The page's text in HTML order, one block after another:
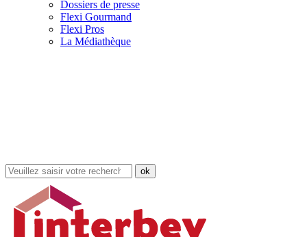
Dossiers de presse
Flexi Gourmand
Flexi Pros
La Médiathèque
Rechercher
dans
site